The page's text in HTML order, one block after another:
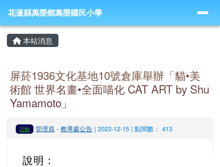
花蓮縣萬榮鄉萬榮國民小學
導覽列
花蓮縣萬榮鄉萬榮國民小學
主內容區域
本站消息
屏菸1936文化基地10號倉庫舉辦「貓•美
術館 世界名畫•全面喵化 CAT ART by Shu
Yamamoto」
活動 管理員 -教導處公告 | 2023-12-15 | 點閱數： 413
說明：
頁尾區域